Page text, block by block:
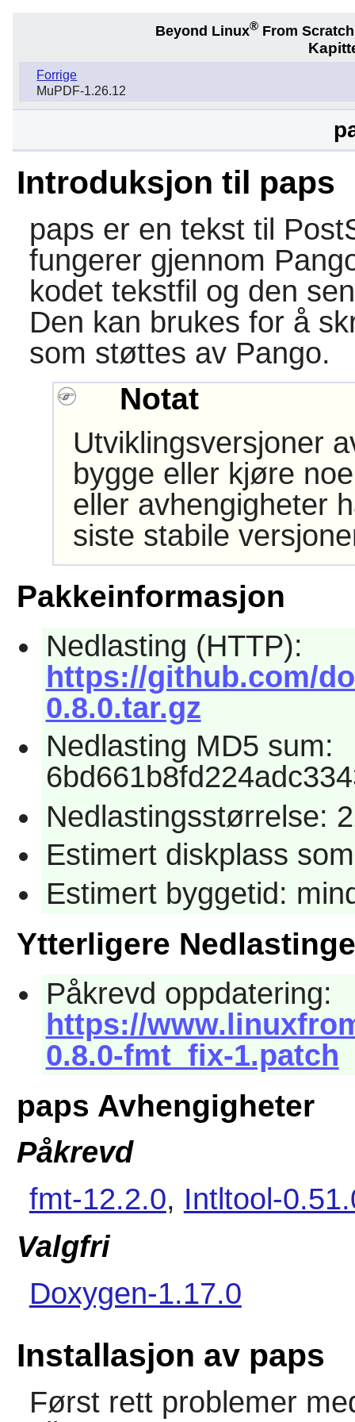
Beyond Linux® From
Forrige
MuPDF-1.26.12
Introduksjon til paps
paps er en tekst til
fungerer gjennom
kodet tekstfil og den
Den kan brukes for å
som støttes av Pango.
Notat
Utviklingsversjoner
bygge eller kjøre
eller avhengigheter
siste stabile
Pakkeinformasjon
Nedlasting (HTTP):
https://github.com/
0.8.0.tar.gz
Nedlasting MD5 sum:
Nedlastingsstørrelse:
Estimert diskplass
Estimert byggetid:
Ytterligere
Påkrevd oppdatering:
https://
0.8.0-fmt_fix-1.patch
paps Avhengigheter
Påkrevd
fmt-12.2.0, Intltool-
Valgfri
Doxygen-1.17.0
Installasjon av paps
Først rett problemer